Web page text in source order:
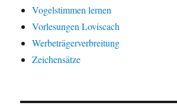
Vogelstimmen lernen
Vorlesungen Loviscach
Werbeträgerverbreitung
Zeichensätze